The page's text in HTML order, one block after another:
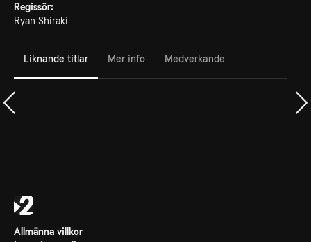
Regissör:
Ryan Shiraki
Liknande titlar Mer info Medverkande
Allmänna villkor